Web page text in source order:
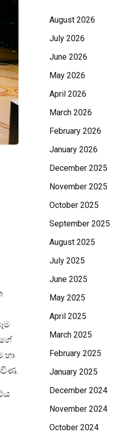
හා
August 2026
July 2026
June 2026
May 2026
April 2026
March 2026
February 2026
January 2026
December 2025
November 2025
October 2025
September 2025
August 2025
July 2025
June 2025
May 2025
April 2025
March 2025
February 2025
January 2025
December 2024
November 2024
October 2024